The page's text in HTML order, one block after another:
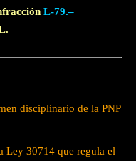
L-79.–
disciplinario de la PNP
Ley 30714 que regula el